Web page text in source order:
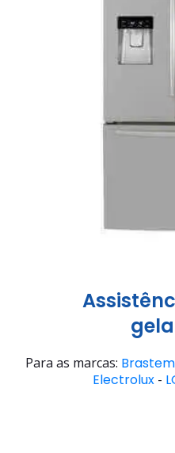
Para as marcas:
Electrolux-